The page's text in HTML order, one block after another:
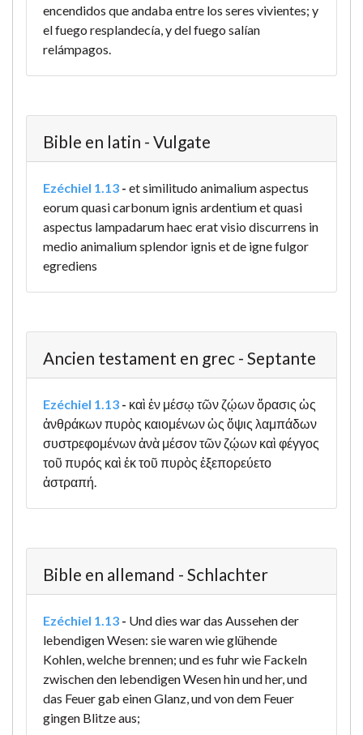
encendidos que andaba entre los seres vivientes; y
el fuego resplandecía, y del fuego salían
relámpagos.
Bible en latin - Vulgate
Ezéchiel 1.13 - et similitudo animalium aspectus
eorum quasi carbonum ignis ardentium et quasi
aspectus lampadarum haec erat visio discurrens in
medio animalium splendor ignis et de igne fulgor
egrediens
Ancien testament en grec - Septante
Ezéchiel 1.13 - καὶ ἐν μέσῳ τῶν ζῴων ὅρασις ὡς
ἀνθράκων πυρὸς καιομένων ὡς ὄψις λαμπάδων
συστρεφομένων ἀνὰ μέσον τῶν ζῴων καὶ φέγγος
τοῦ πυρός καὶ ἐκ τοῦ πυρὸς ἐξεπορεύετο
ἀστραπή.
Bible en allemand - Schlachter
Ezéchiel 1.13 - Und dies war das Aussehen der
lebendigen Wesen: sie waren wie glühende
Kohlen, welche brennen; und es fuhr wie Fackeln
zwischen den lebendigen Wesen hin und her, und
das Feuer gab einen Glanz, und von dem Feuer
gingen Blitze aus;